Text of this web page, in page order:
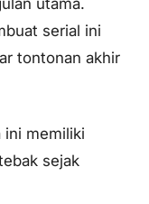
utama.
serial ini
tontonan akhir
ini memiliki
sejak